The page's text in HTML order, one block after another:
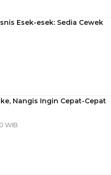
Esek-esek: Sedia Cewek
Nangis Ingin Cepat-Cepat
WIB